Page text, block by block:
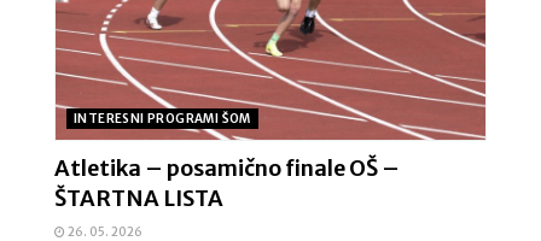
INTERESNI PROGRAMI ŠOM
Atletika – posamično finale OŠ –
ŠTARTNA LISTA
26. 05. 2026